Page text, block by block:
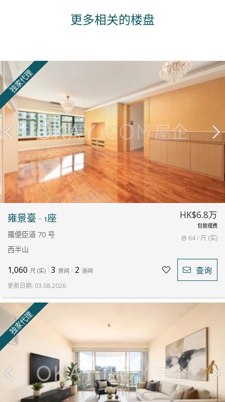
更多相关的楼盘
雍景臺 - 1座
羅便臣道 70 号
西半山
HK$6.8万
包管理费
@ 64 / 尺 (实)
1,060 尺 (实) 3 房间 2 浴间 查询
更新日期: 03.08.2026
独家代理
独家代理